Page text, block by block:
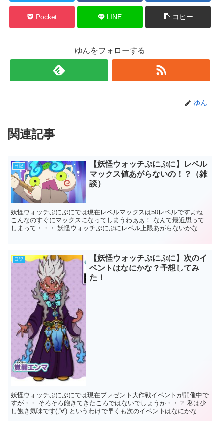
Pocket LINE コピー
ゆんをフォローする
ゆん
関連記事
日記
【妖怪ウォッチぷにぷに】レベル
マックス値あがらないの！？（雑
談）
妖怪ウォッチぷにぷにでは現在レベルマックスは50レベルですよね
こんなのすぐにマックスになってしまうわぁぁ！ なんて最近思って
しまって・・・ 妖怪ウォッチぷにぷにレベル上限あがらないかな ぷ
日記
【妖怪ウォッチぷにぷに】次のイ
ベントはなにかな？予想してみ
た！
妖怪ウォッチぷにぷにでは現在プレゼント大作戦イベントが開催中で
すが・・ そろそろ飽きてきたころではないでしょうか・・？ 私は少
し飽き気味です(;'∀') というわけで早くも次のイベントはなにかな～